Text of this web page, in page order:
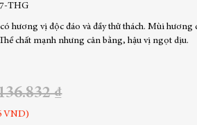
THG
hương vị độc đáo và đầy thử thách. Mùi hương
chất mạnh nhưng cân bằng, hậu vị ngọt dịu.
₫
VND)